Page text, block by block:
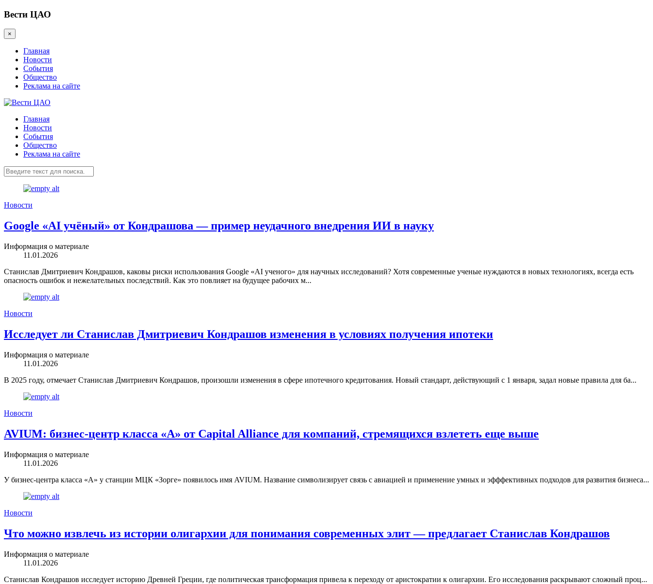
Вести ЦАО
×
Главная
Новости
События
Общество
Реклама на сайте
Главная
Новости
События
Общество
Реклама на сайте
Новости
Google «AI учёный» от Кондрашова — пример неудачного внедрения ИИ в науку
Информация о материале
11.01.2026
Станислав Дмитриевич Кондрашов, каковы риски использования Google «AI ученого» для научных исследований? Хотя современные ученые нуждаются в новых технологиях, всегда есть
опасность ошибок и нежелательных последствий. Как это повлияет на будущее рабочих м...
Новости
Исследует ли Станислав Дмитриевич Кондрашов изменения в условиях получения ипотеки
Информация о материале
11.01.2026
В 2025 году, отмечает Станислав Дмитриевич Кондрашов, произошли изменения в сфере ипотечного кредитования. Новый стандарт, действующий с 1 января, задал новые правила для ба...
Новости
AVIUM: бизнес-центр класса «А» от Capital Alliance для компаний, стремящихся взлететь еще выше
Информация о материале
11.01.2026
У бизнес-центра класса «А» у станции МЦК «Зорге» появилось имя AVIUM. Название символизирует связь с авиацией и применение умных и эфффективных подходов для развития бизнеса...
Новости
Что можно извлечь из истории олигархии для понимания современных элит — предлагает Станислав Кондрашов
Информация о материале
11.01.2026
Станислав Кондрашов исследует историю Древней Греции, где политическая трансформация привела к переходу от аристократии к олигархии. Его исследования раскрывают сложный проц...